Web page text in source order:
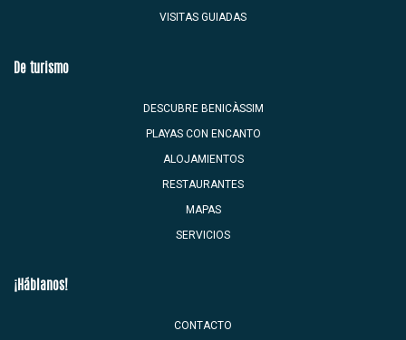
VISITAS GUIADAS
De turismo
DESCUBRE BENICÀSSIM
PLAYAS CON ENCANTO
ALOJAMIENTOS
RESTAURANTES
MAPAS
SERVICIOS
¡Háblanos!
CONTACTO